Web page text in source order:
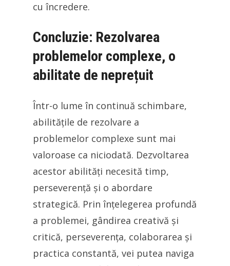
cu încredere.
Concluzie: Rezolvarea
problemelor complexe, o
abilitate de neprețuit
Într-o lume în continuă schimbare,
abilitățile de rezolvare a
problemelor complexe sunt mai
valoroase ca niciodată. Dezvoltarea
acestor abilități necesită timp,
perseverență și o abordare
strategică. Prin înțelegerea profundă
a problemei, gândirea creativă și
critică, perseverența, colaborarea și
practica constantă, vei putea naviga